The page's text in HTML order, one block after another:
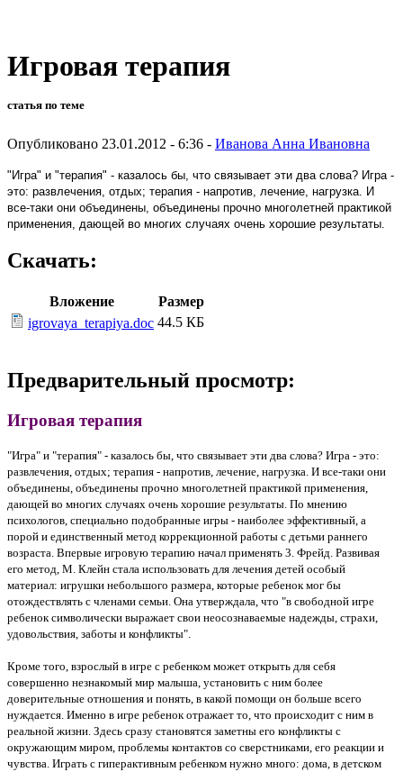
Игровая терапия
статья по теме
Опубликовано 23.01.2012 - 6:36 - Иванова Анна Ивановна
"Игра" и "терапия" - казалось бы, что связывает эти два слова? Игра -
это: развлечения, отдых; терапия - напротив, лечение, нагрузка. И
все-таки они объединены, объединены прочно многолетней практикой
применения, дающей во многих случаях очень хорошие результаты.
Скачать:
Вложение
Размер
igrovaya_terapiya.doc 44.5 КБ
Предварительный просмотр:
Игровая терапия
"Игра" и "терапия" - казалось бы, что связывает эти два слова? Игра - это:
развлечения, отдых; терапия - напротив, лечение, нагрузка. И все-таки они
объединены, объединены прочно многолетней практикой применения,
дающей во многих случаях очень хорошие результаты. По мнению
психологов, специально подобранные игры - наиболее эффективный, а
порой и единственный метод коррекционной работы с детьми раннего
возраста. Впервые игровую терапию начал применять 3. Фрейд. Развивая
его метод, М. Клейн стала использовать для лечения детей особый
материал: игрушки небольшого размера, которые ребенок мог бы
отождествлять с членами семьи. Она утверждала, что "в свободной игре
ребенок символически выражает свои неосознаваемые надежды, страхи,
удовольствия, заботы и конфликты".
Кроме того, взрослый в игре с ребенком может открыть для себя
совершенно незнакомый мир малыша, установить с ним более
доверительные отношения и понять, в какой помощи он больше всего
нуждается. Именно в игре ребенок отражает то, что происходит с ним в
реальной жизни. Здесь сразу становятся заметны его конфликты с
окружающим миром, проблемы контактов со сверстниками, его реакции и
чувства. Играть с гиперактивным ребенком нужно много: дома, в детском